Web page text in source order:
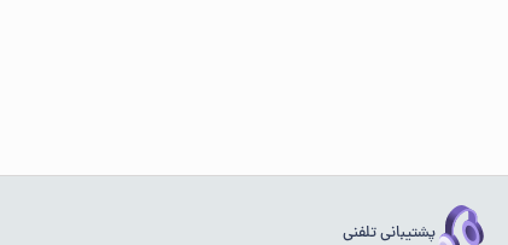
پشتیبانی تلفنی